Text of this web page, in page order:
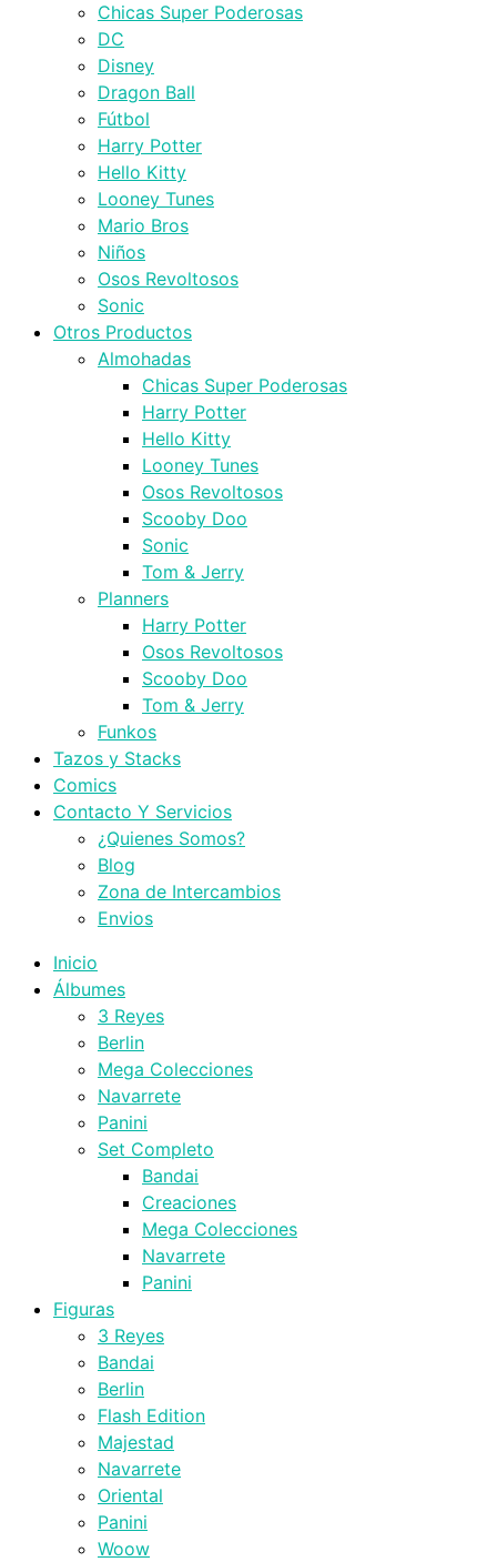
Chicas Super Poderosas
DC
Disney
Dragon Ball
Fútbol
Harry Potter
Hello Kitty
Looney Tunes
Mario Bros
Niños
Osos Revoltosos
Sonic
Otros Productos
Almohadas
Chicas Super Poderosas
Harry Potter
Hello Kitty
Looney Tunes
Osos Revoltosos
Scooby Doo
Sonic
Tom & Jerry
Planners
Harry Potter
Osos Revoltosos
Scooby Doo
Tom & Jerry
Funkos
Tazos y Stacks
Comics
Contacto Y Servicios
¿Quienes Somos?
Blog
Zona de Intercambios
Envios
Inicio
Álbumes
3 Reyes
Berlin
Mega Colecciones
Navarrete
Panini
Set Completo
Bandai
Creaciones
Mega Colecciones
Navarrete
Panini
Figuras
3 Reyes
Bandai
Berlin
Flash Edition
Majestad
Navarrete
Oriental
Panini
Woow